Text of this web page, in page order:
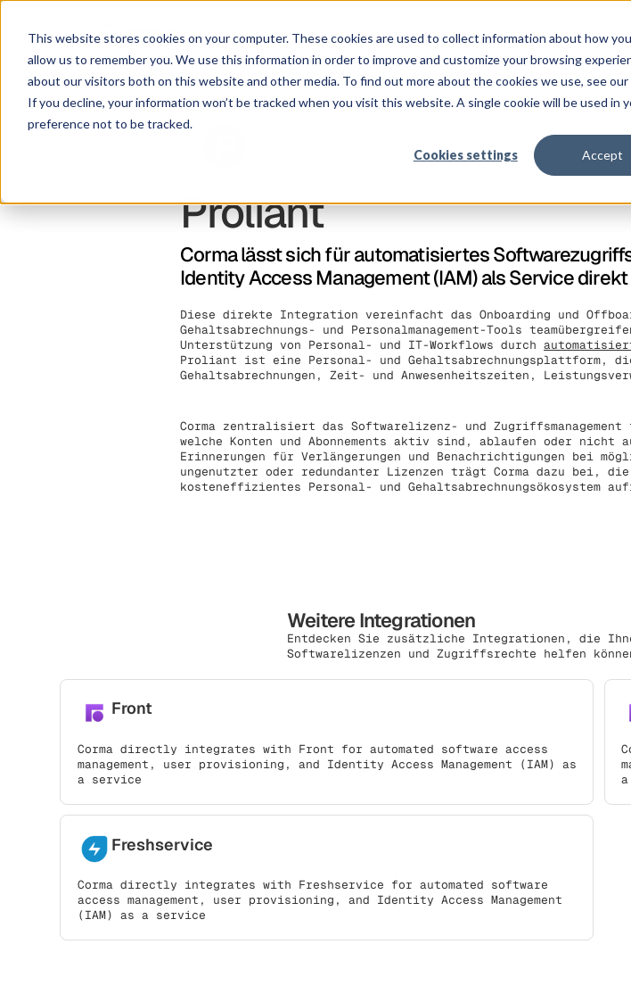
This website stores cookies on your computer. These cookies are used to collect information about how
allow us to remember you. We use this information in order to improve and customize your browsing
about our visitors both on this website and other media. To find out more about the cookies we use, see our
If you decline, your information won’t be tracked when you visit this website. A single cookie will be used in
preference not to be tracked.
Cookies settings Accept
Lösungen Plattform Kunden Preise
Proliant
Corma lässt sich für automatisiertes
Identity Access Management (IAM) als Service
Diese direkte Integration vereinfacht das Onboarding und
Gehaltsabrechnungs- und Personalmanagement-Tools
Unterstützung von Personal- und IT-Workflows durch
Proliant ist eine Personal- und Gehaltsabrechnungsplattform,
Gehaltsabrechnungen, Zeit- und Anwesenheitszeiten,
Corma zentralisiert das Softwarelizenz- und
welche Konten und Abonnements aktiv sind, ablaufen oder
Erinnerungen für Verlängerungen und Benachrichtigungen bei
ungenutzter oder redundanter Lizenzen trägt Corma dazu bei,
kosteneffizientes Personal- und Gehaltsabrechnungsökosystem
Weitere Integrationen
Entdecken Sie zusätzliche Integrationen, die
Softwarelizenzen und Zugriffsrechte helfen
Front
Corma directly integrates with Front for automated software access
management, user provisioning, and Identity Access Management (IAM) as
a service
Freshservice
Corma directly integrates with Freshservice for automated software
access management, user provisioning, and Identity Access Management
(IAM) as a service